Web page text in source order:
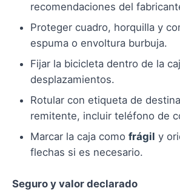
recomendaciones del
Proteger cuadro, horquilla y
espuma o envoltura burbuja.
Fijar la bicicleta dentro de la
desplazamientos.
Rotular con etiqueta de
remitente, incluir teléfono de
Marcar la caja como frágil y
flechas si es necesario.
Seguro y valor declarado